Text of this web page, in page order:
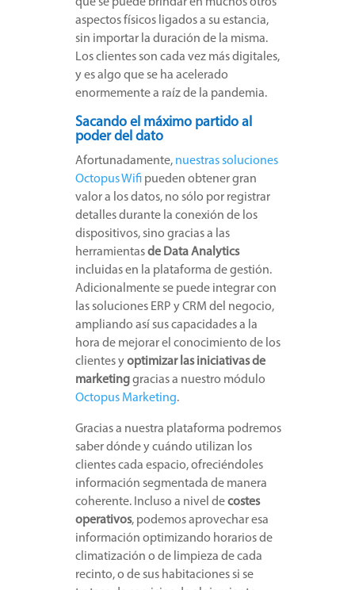
aspectos físicos ligados a su estancia,
sin importar la duración de la misma.
Los clientes son cada vez más digitales,
y es algo que se ha acelerado
enormemente a raíz de la pandemia.
Sacando el máximo partido al
poder del dato
Afortunadamente, nuestras soluciones
Octopus Wifipueden obtener gran
valor a los datos, no sólo por registrar
detalles durante la conexión de los
dispositivos, sino gracias a las
herramientasde Data Analytics
incluidas en la plataforma de gestión.
Adicionalmente se puede integrar con
las soluciones ERP y CRM del negocio,
ampliando así sus capacidades a la
hora de mejorar el conocimiento de los
clientes yoptimizar las iniciativas de
marketinggracias a nuestro módulo
Octopus Marketing.
Gracias a nuestra plataforma podremos
saber dónde y cuándo utilizan los
clientes cada espacio, ofreciéndoles
información segmentada de manera
coherente. Incluso a nivel decostes
operativos, podemos aprovechar esa
información optimizando horarios de
climatización o de limpieza de cada
recinto, o de sus habitaciones si se